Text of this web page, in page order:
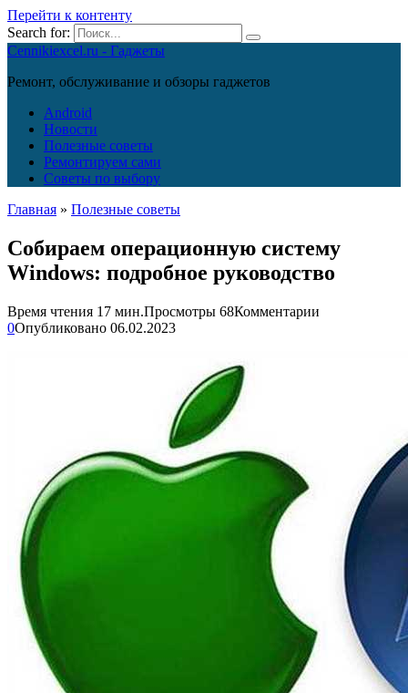
Перейти к контенту
Search for:
Cennikiexcel.ru - Гаджеты
Ремонт, обслуживание и обзоры гаджетов
Android
Новости
Полезные советы
Ремонтируем сами
Советы по выбору
Главная » Полезные советы
Собираем операционную систему
Windows: подробное руководство
Время чтения 17 мин.Просмотры 68Комментарии
0Опубликовано 06.02.2023